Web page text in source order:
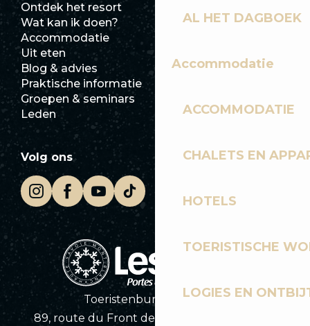
AL HET DAGBOEK
Accommodatie
ACCOMMODATIE
CHALETS EN
HOTELS
TOERISTISCHE
LOGIES EN
Ontdek het resort
Wat kan ik doen?
Accommodatie
Uit eten
Blog & advies
Praktische informatie
Groepen & seminars
Leden
Club Les Gets
Ecotoerisme
Les Gets Toerisme
Volg ons
Toeristenbureau Les Gets
89, route du Front de Neige 74260 Les Gets